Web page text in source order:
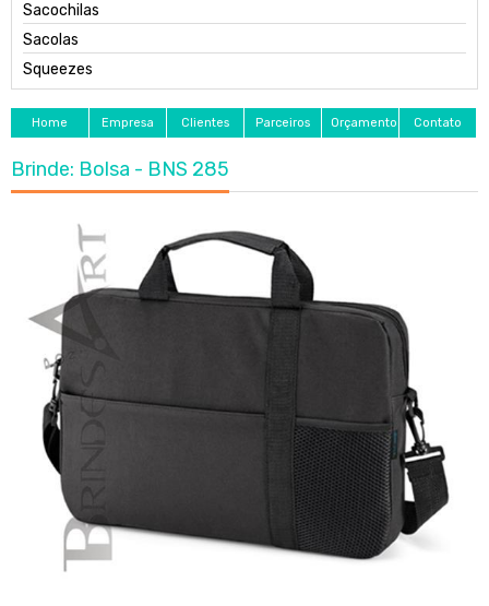
Sacochilas
Sacolas
Squeezes
Home Empresa Clientes Parceiros Orçamento Contato
Brinde: Bolsa - BNS 285